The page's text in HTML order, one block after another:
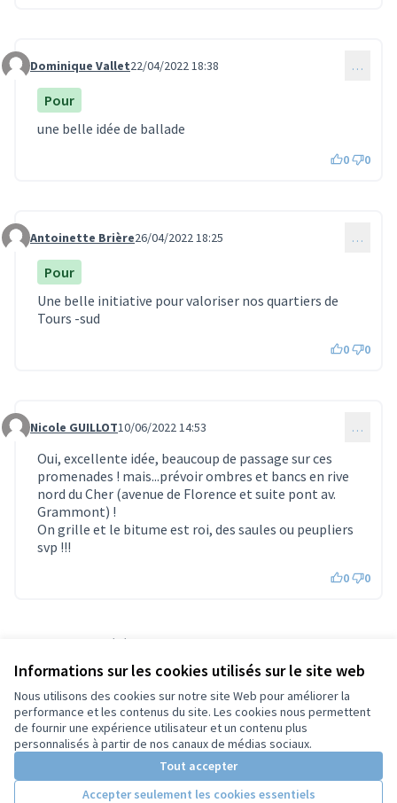
Informations sur les cookies utilisés sur le site web
Nous utilisons des cookies sur notre site Web pour améliorer la
performance et les contenus du site. Les cookies nous permettent
de fournir une expérience utilisateur et un contenu plus
personnalisés à partir de nos canaux de médias sociaux.
Tout accepter
Accepter seulement les cookies essentiels
Commentaire 712
Dominique Vallet22/04/2022 18:38 …
Pour
une belle idée de ballade
0 0
Commentaire 718
Antoinette Brière26/04/2022 18:25 …
Pour
Une belle initiative pour valoriser nos quartiers de
Tours -sud
0 0
Commentaire 809
Nicole GUILLOT10/06/2022 14:53 …
Oui, excellente idée, beaucoup de passage sur ces
promenades ! mais...prévoir ombres et bancs en rive
nord du Cher (avenue de Florence et suite pont av.
Grammont) !
On grille et le bitume est roi, des saules ou peupliers
svp !!!
0 0
Référence : tours-PROP-2022-03-346
Vérifiez l'empreinte numérique
Conditions d'utilisation
Paramètres des cookies